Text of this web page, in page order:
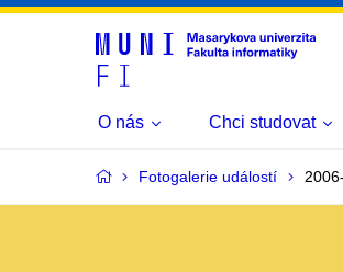
O nás Chci studovat
Fotogalerie událostí